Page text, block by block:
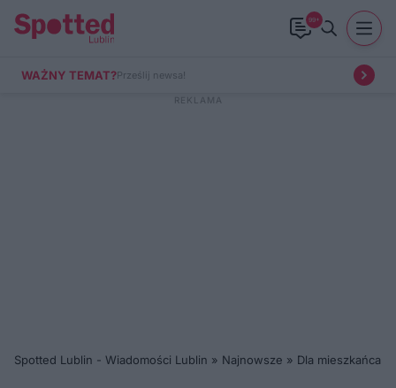
99+
WAŻNY TEMAT?Prześlij newsa!
Spotted Lublin - Wiadomości Lublin » Najnowsze » Dla mieszkańca